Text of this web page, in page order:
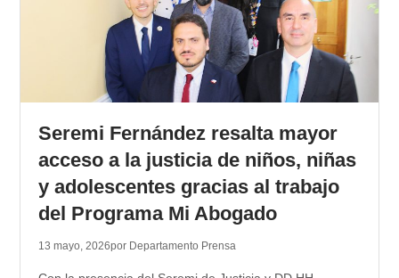
Seremi Fernández resalta mayor
acceso a la justicia de niños, niñas
y adolescentes gracias al trabajo
del Programa Mi Abogado
13 mayo, 2026por Departamento Prensa